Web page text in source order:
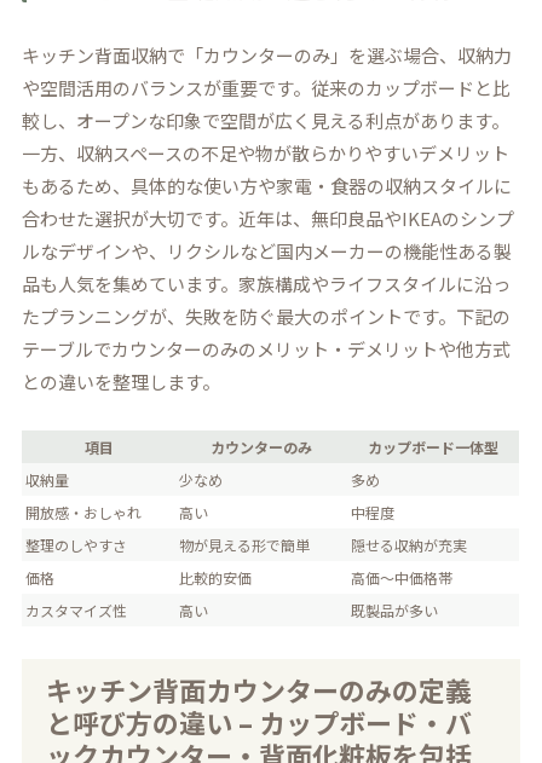
キッチン背面収納で「カウンターのみ」を選ぶ場合、収納力
や空間活用のバランスが重要です。従来のカップボードと比
較し、オープンな印象で空間が広く見える利点があります。
一方、収納スペースの不足や物が散らかりやすいデメリット
もあるため、具体的な使い方や家電・食器の収納スタイルに
合わせた選択が大切です。近年は、無印良品やIKEAのシンプ
ルなデザインや、リクシルなど国内メーカーの機能性ある製
品も人気を集めています。家族構成やライフスタイルに沿っ
たプランニングが、失敗を防ぐ最大のポイントです。下記の
テーブルでカウンターのみのメリット・デメリットや他方式
との違いを整理します。
項目 カウンターのみ
カップボード一体型
収納量
少なめ
多め
開放感・おしゃれ
高い
中程度
整理のしやすさ
物が見える形で簡単
隠せる収納が充実
価格
比較的安価
高価〜中価格帯
カスタマイズ性
高い 既製品が多い
キッチン背面カウンターのみの定義
と呼び方の違い – カップボード・バ
ックカウンター・背面化粧板を包括